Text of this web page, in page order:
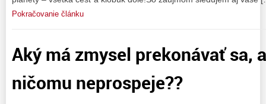
Pokračovanie článku
Aký má zmysel prekonávať sa,
ničomu neprospeje??